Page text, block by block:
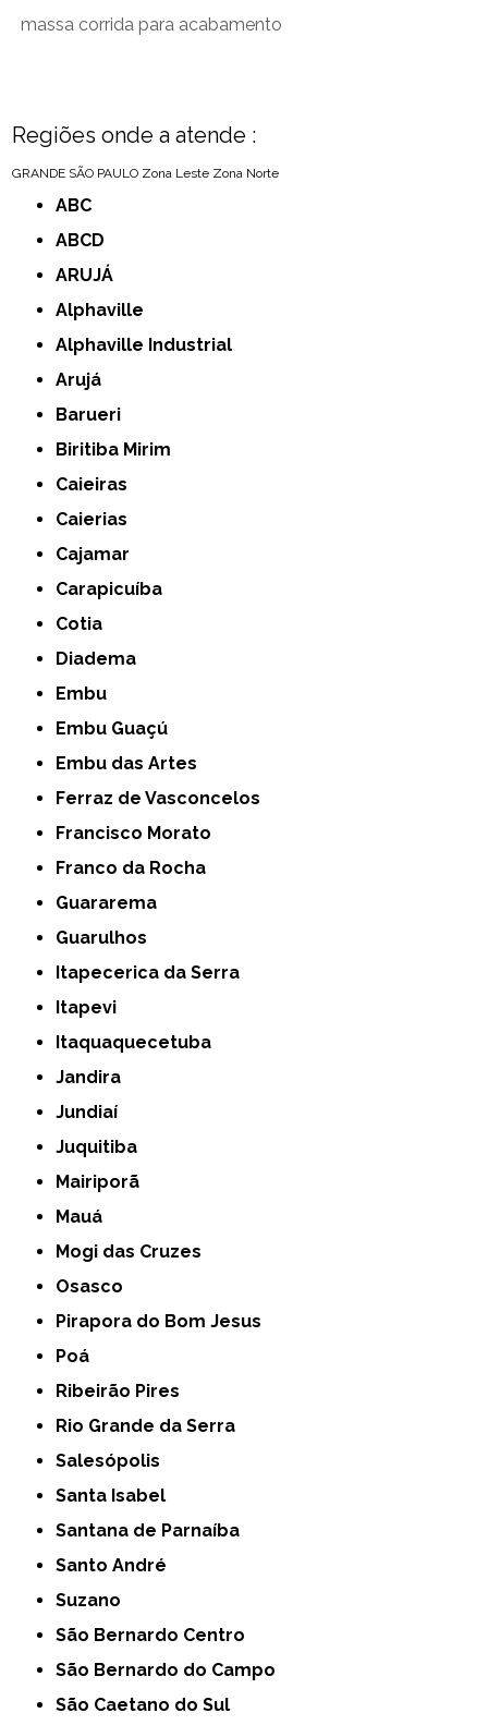
massa corrida para acabamento
Regiões onde a atende :
GRANDE SÃO PAULO Zona Leste Zona Norte
ABC
ABCD
ARUJÁ
Alphaville
Alphaville Industrial
Arujá
Barueri
Biritiba Mirim
Caieiras
Caierias
Cajamar
Carapicuíba
Cotia
Diadema
Embu
Embu Guaçú
Embu das Artes
Ferraz de Vasconcelos
Francisco Morato
Franco da Rocha
Guararema
Guarulhos
Itapecerica da Serra
Itapevi
Itaquaquecetuba
Jandira
Jundiaí
Juquitiba
Mairiporã
Mauá
Mogi das Cruzes
Osasco
Pirapora do Bom Jesus
Poá
Ribeirão Pires
Rio Grande da Serra
Salesópolis
Santa Isabel
Santana de Parnaíba
Santo André
Suzano
São Bernardo Centro
São Bernardo do Campo
São Caetano do Sul